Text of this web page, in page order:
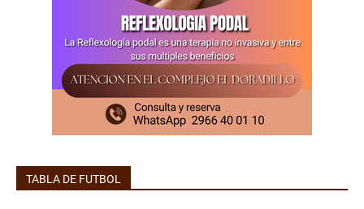
TABLA DE FUTBOL